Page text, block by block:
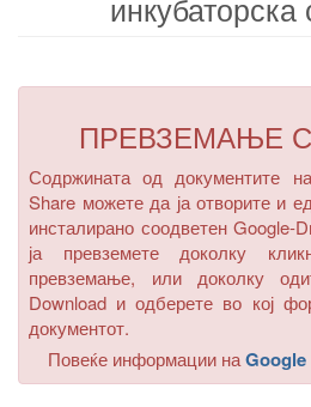
ПРЕВЗЕМАЊЕ
Содржината од документите
Share можете да ја отворите и
инсталирано соодветен Google-
ја превземете доколку
превземање, или доколку
Download и одберете во кој
документот.
Повеќе информации на